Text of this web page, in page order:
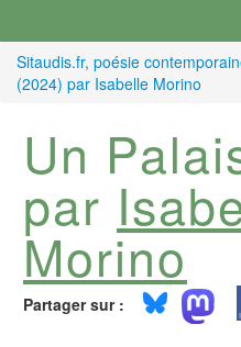
Auteurs & poètes
Célébrations
Plus
Sitaudis.fr, poésie
(2024) par Isabelle Morino
Un
par
Morino
Partager sur :